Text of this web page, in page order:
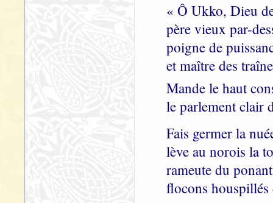
« Ô Ukko, Dieu
père vieux par-
poigne de
et maître des
Mande le haut
le parlement clair
Fais germer la
lève au norois la
rameute du
flocons